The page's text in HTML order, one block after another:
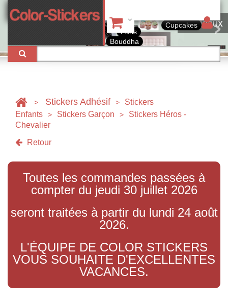
> Stickers Adhésif >
Stickers
Enfants
> Stickers Garçon >
Stickers Héros -
Chevalier
Retour
Toutes les commandes passées à
compter du jeudi 30 juillet 2026
seront traitées à partir du lundi 24 août
2026.
L'ÉQUIPE DE COLOR STICKERS
VOUS SOUHAITE D'EXCELLENTES
VACANCES.